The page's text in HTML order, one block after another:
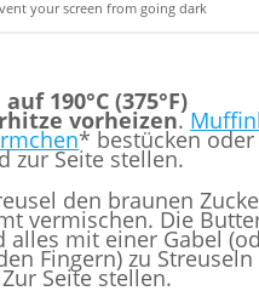
your screen from going dark
190°C (375°F)
vorheizen.
* bestücken oder
zur Seite stellen.
den braunen
vermischen. Die
alles mit einer Gabel
Fingern) zu Streuseln
Seite stellen.